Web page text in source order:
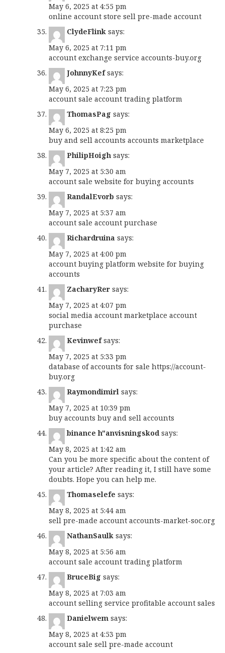
May 6, 2025 at 4:55 pm
online account store sell pre-made account
ClydeFlink says:
May 6, 2025 at 7:11 pm
account exchange service accounts-buy.org
JohnnyKef says:
May 6, 2025 at 7:23 pm
account sale account trading platform
ThomasPag says:
May 6, 2025 at 8:25 pm
buy and sell accounts accounts marketplace
PhilipHoigh says:
May 7, 2025 at 5:30 am
account sale website for buying accounts
RandalEvorb says:
May 7, 2025 at 5:37 am
account sale account purchase
Richardruina says:
May 7, 2025 at 4:00 pm
account buying platform website for buying
accounts
ZacharyRer says:
May 7, 2025 at 4:07 pm
social media account marketplace account
purchase
Kevinwef says:
May 7, 2025 at 5:33 pm
database of accounts for sale https://account-
buy.org
Raymondimirl says:
May 7, 2025 at 10:39 pm
buy accounts buy and sell accounts
binance h"anvisningskod says:
May 8, 2025 at 1:42 am
Can you be more specific about the content of
your article? After reading it, I still have some
doubts. Hope you can help me.
Thomaselefe says:
May 8, 2025 at 5:44 am
sell pre-made account accounts-market-soc.org
NathanSaulk says:
May 8, 2025 at 5:56 am
account sale account trading platform
BruceBig says:
May 8, 2025 at 7:03 am
account selling service profitable account sales
Danielwem says:
May 8, 2025 at 4:53 pm
account sale sell pre-made account